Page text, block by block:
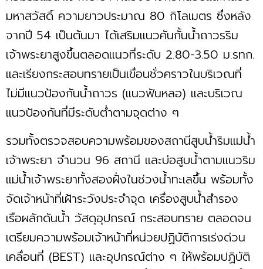
มหาสวัสดิ์ ความยาวประมาณ 80 กิโลเมตร ซึ่งหลัง
จากปี 54 เป็นต้นมา ได้เสริมแนวคันกั้นน้ำถาวรริม
เจ้าพระยาสูงขึ้นตลอดแนวที่ระดับ 2.80-3.50 ม.รทก.
และเรียงกระสอบทรายเป็นเขื่อนชั่วคราวในบริเวณที่
ไม่มีแนวป้องกันน้ำถาวร (แนวฟันหลอ) และบริเวณ
แนวป้องกันที่มีระดับต่ำตามจุดต่าง ๆ
รวมทั้งตรวจสอบความพร้อมของสถานีสูบน้ำริมแม่น้ำ
เจ้าพระยา จำนวน 96 สถานี และบ่อสูบน้ำตามแนวริม
แม่น้ำเจ้าพระยาทั้งสองฝั่งในช่วงน้ำทะเลขึ้น พร้อมทั้ง
จัดเจ้าหน้าที่เฝ้าระวังประจำจุด เครื่องสูบน้ำสำรอง
เรือผลักดันน้ำ วัสดุอุปกรณ์ กระสอบทราย ตลอดจน
เตรียมความพร้อมเจ้าหน้าที่หน่วยปฏิบัติการเร่งด่วน
เคลื่อนที่ (BEST) และอุปกรณ์ต่าง ๆ ให้พร้อมปฏิบัติ